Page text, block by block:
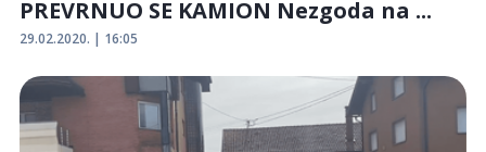
PREVRNUO SE KAMION Nezgoda na ...
29.02.2020. | 16:05